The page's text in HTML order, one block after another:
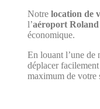
Notre location de
l’aéroport
économique.
En louant l’une de
déplacer
maximum de votre